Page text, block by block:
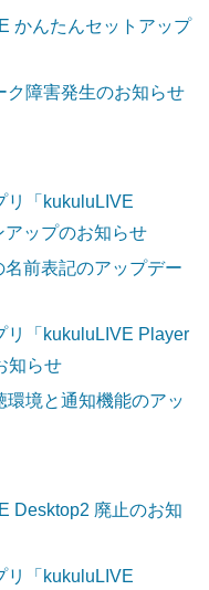
かんたんセットアップ
ク障害発生のお知らせ
リ「kukuluLIVE
アップのお知らせ
名前表記のアップデー
リ「kukuluLIVE Player
知らせ
環境と通知機能のアッ
Desktop2 廃止のお知
リ「kukuluLIVE